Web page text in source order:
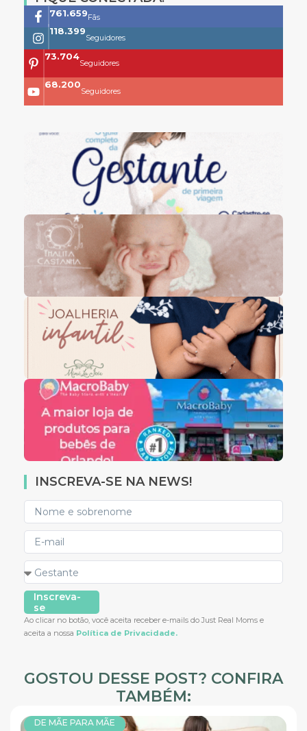
761.659Fãs
118.399
Seguidores
73.704
Seguidores
68.200
Seguidores
INSCREVA-SE NA NEWS!
Inscreva-
se
Ao clicar no botão, você aceita receber e-mails do Just Real Moms e
aceita a nossa Política de Privacidade.
GOSTOU DESSE POST? CONFIRA
TAMBÉM:
DE MÃE PARA MÃE